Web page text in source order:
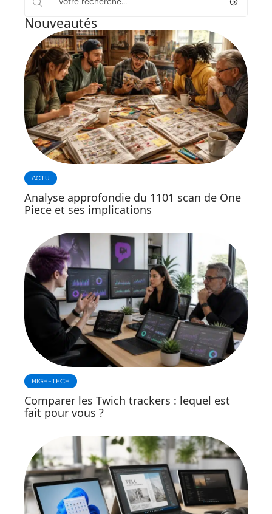
Nouveautés
ACTU
Analyse approfondie du 1101 scan de One
Piece et ses implications
HIGH-TECH
Comparer les Twich trackers : lequel est
fait pour vous ?